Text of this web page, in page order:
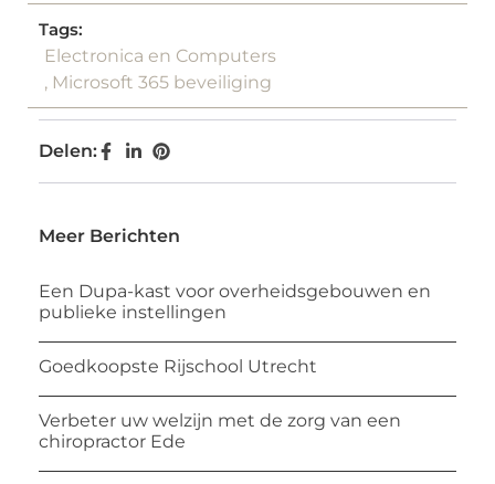
Tags:
Electronica en Computers
, Microsoft 365 beveiliging
Delen:
Meer Berichten
Een Dupa-kast voor overheidsgebouwen en
publieke instellingen
Goedkoopste Rijschool Utrecht
Verbeter uw welzijn met de zorg van een
chiropractor Ede